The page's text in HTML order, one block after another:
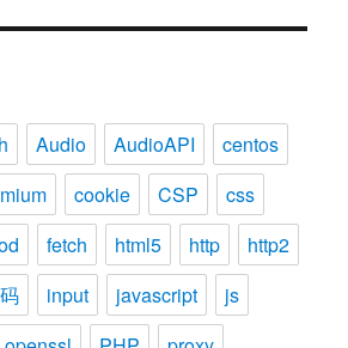
Audio AudioAPI
centos
cookie CSP
css
fetch html5 http
http2
input javascript
js